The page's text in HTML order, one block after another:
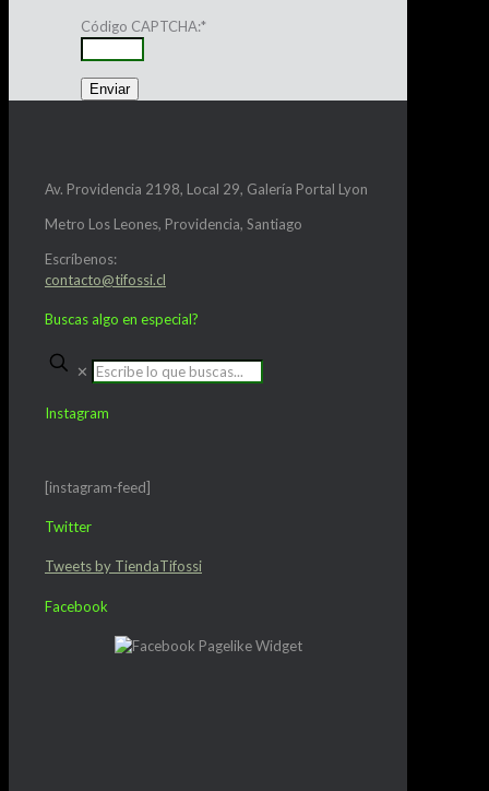
Código CAPTCHA:*
Av. Providencia 2198, Local 29, Galería Portal Lyon
Metro Los Leones, Providencia, Santiago
Escríbenos:
contacto@tifossi.cl
Buscas algo en especial?
✕
Instagram
[instagram-feed]
Twitter
Tweets by TiendaTifossi
Facebook